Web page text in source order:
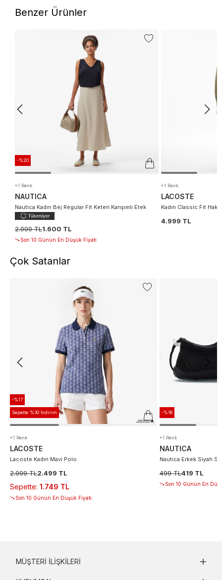
Benzer Ürünler
-%20
+1 Renk
NAUTICA
Nautica Kadın Bej Regular Fit Keten Karışımlı Etek
2.000 TL1.600 TL
Son 10 Günün En Düşük Fiyatı
+1 Renk
LACOSTE
Kadın Classic Fit Haki
4.999 TL
Çok Satanlar
-%17
Sepette %30 İndirim
+1 Renk
LACOSTE
Lacoste Kadın Mavi Polo
2.999 TL2.499 TL
Sepette: 1.749 TL
Son 10 Günün En Düşük Fiyatı
-%16
+1 Renk
NAUTICA
Nautica Erkek Siyah
499 TL419 TL
Son 10 Günün En
MÜŞTERI İLIŞKILERI